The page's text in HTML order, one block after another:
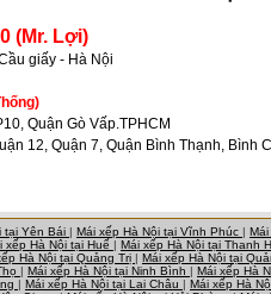
(Mr. Lợi)
giấy - Hà Nội
Quận Gò Vấp.TPHCM
12, Quận 7, Quận Bình Thạnh, Bình
tại Yên Bái | Mái xếp Hà Nội tại Vĩnh Phúc |
xếp Hà Nội tại Huế | Mái xếp Hà Nội tại Thanh
Hà Nội tại Quảng Trị | Mái xếp Hà Nội tại
| Mái xếp Hà Nội tại Ninh Bình | Mái xếp Hà
| Mái xếp Hà Nội tại Lai Châu | Mái xếp Hà